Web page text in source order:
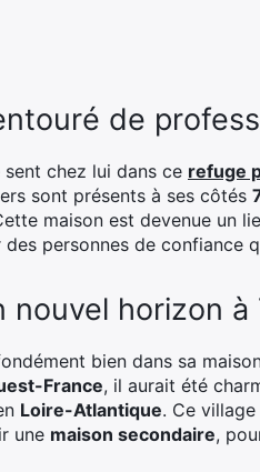
de
sent chez lui dans ce refuge
sont présents à ses côtés
maison est devenue
personnes de confiance
nouvel horizon
bien dans sa
France, il aurait été
Loire-Atlantique. Ce
une maison secondaire,